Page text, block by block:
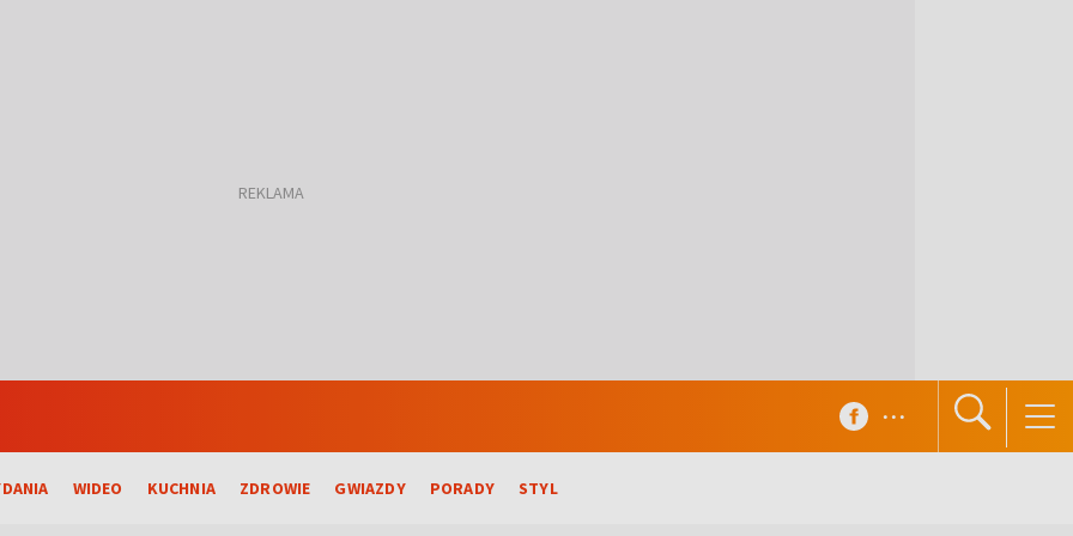
WIDEO KUCHNIA ZDROWIE GWIAZDY PORADY STYL
...